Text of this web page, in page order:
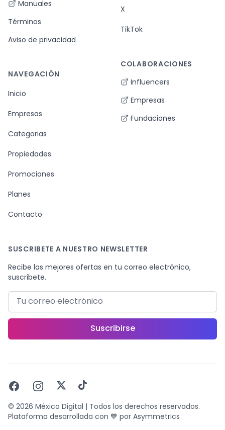
Manuales
Términos
Aviso de privacidad
NAVEGACIÓN
Inicio
Empresas
Categorias
Propiedades
Promociones
Planes
Contacto
X
TikTok
COLABORACIONES
Influencers
Empresas
Fundaciones
SUSCRIBETE A NUESTRO NEWSLETTER
Recibe las mejores ofertas en tu correo electrónico,
suscribete.
Correo electrónico
Suscribirse
FacebookInstagram
X TikTok
© 2026 México Digital | Todos los derechos reservados.
Plataforma desarrollada con 💙 por Asymmetrics